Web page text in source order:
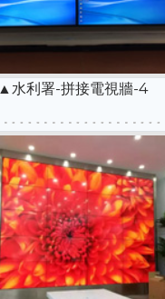
▲水利署-拼接電視牆-4